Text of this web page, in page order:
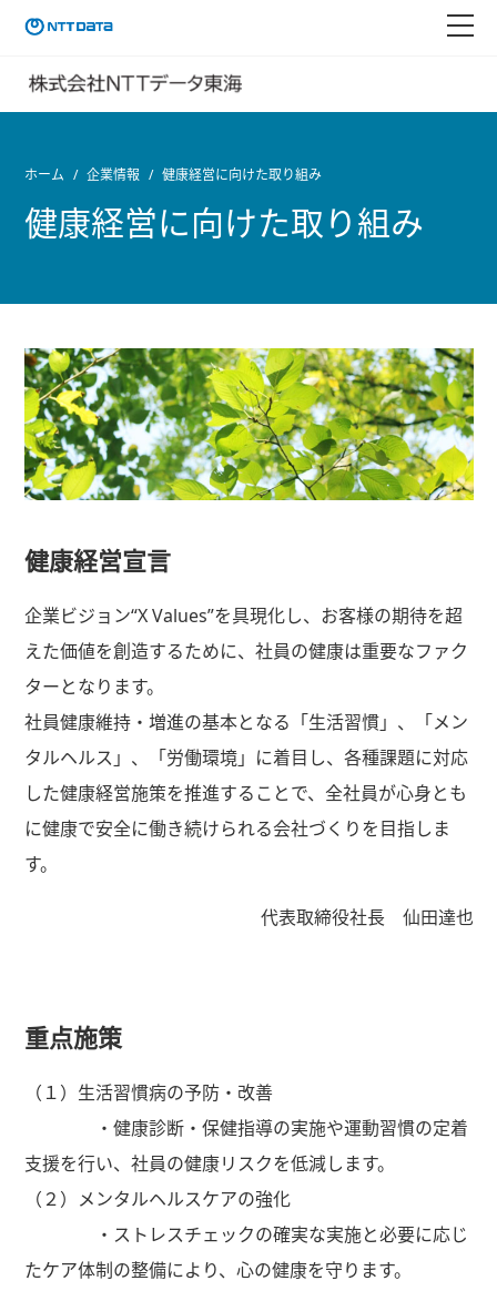
ホーム 企業情報 健康経営に向けた取り組み
健康経営に向けた取り組み
健康経営宣言
企業ビジョン“X Values”を具現化し、お客様の期待を超
えた価値を創造するために、社員の健康は重要なファク
ターとなります。
社員健康維持・増進の基本となる「生活習慣」、「メン
タルヘルス」、「労働環境」に着目し、各種課題に対応
した健康経営施策を推進することで、全社員が心身とも
に健康で安全に働き続けられる会社づくりを目指しま
す。
代表取締役社長 仙田達也
重点施策
（１）生活習慣病の予防・改善
・健康診断・保健指導の実施や運動習慣の定着
支援を行い、社員の健康リスクを低減します。
（２）メンタルヘルスケアの強化
・ストレスチェックの確実な実施と必要に応じ
たケア体制の整備により、心の健康を守ります。